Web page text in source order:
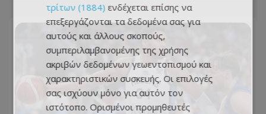
τρίτων (1884) ενδέχεται επίσης να
επεξεργάζονται τα δεδομένα σας για
αυτούς και άλλους σκοπούς,
συμπεριλαμβανομένης της χρήσης
ακριβών δεδομένων γεωεντοπισμού και
χαρακτηριστικών συσκευής. Οι επιλογές
σας ισχύουν μόνο για αυτόν τον
ιστότοπο. Ορισμένοι προμηθευτές